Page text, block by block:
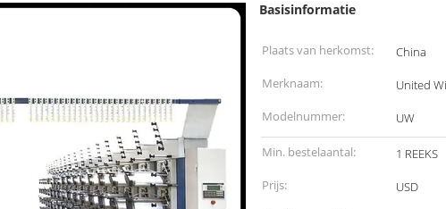
Basisinformatie
Plaats van herkomst:
China
Merknaam:
United
Modelnummer:
UW
Min. bestelaantal:
1 REEKS
Prijs:
USD